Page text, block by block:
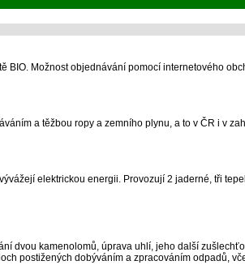
BIO. Možnost objednávání pomocí internetového
a těžbou ropy a zemního plynu, a to v ČR i v
elektrickou energii. Provozují 2 jaderné, tři
dvou kamenolomů, úprava uhlí, jeho další
postižených dobýváním a zpracováním odpadů,